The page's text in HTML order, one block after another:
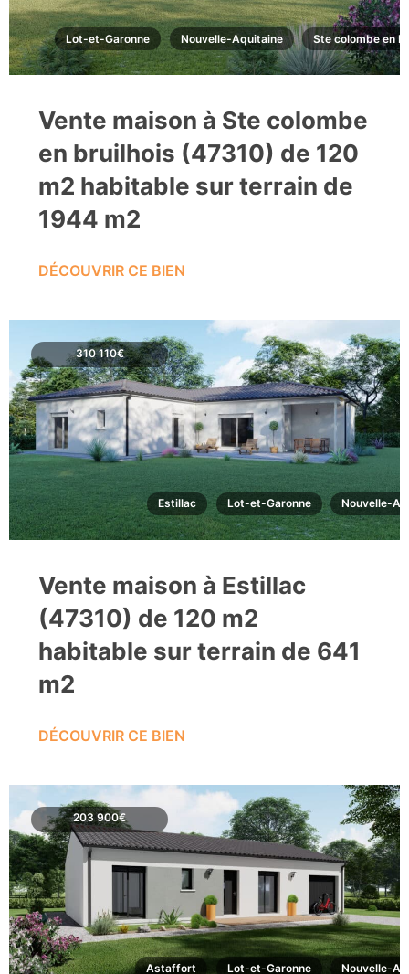
Lot-et-Garonne Nouvelle-Aquitaine Ste colombe en
Vente maison à Ste colombe
en bruilhois (47310) de 120
m2 habitable sur terrain de
1944 m2
DÉCOUVRIR CE BIEN
310 110€
Estillac Lot-et-Garonne Nouvelle-
Vente maison à Estillac
(47310) de 120 m2
habitable sur terrain de 641
m2
DÉCOUVRIR CE BIEN
203 900€
Astaffort Lot-et-Garonne Nouvelle-